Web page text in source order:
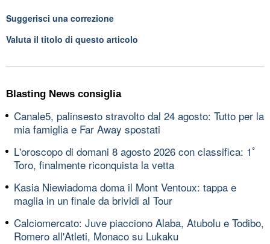
Suggerisci una correzione
Valuta il titolo di questo articolo
Blasting News consiglia
Canale5, palinsesto stravolto dal 24 agosto: Tutto per la
mia famiglia e Far Away spostati
L'oroscopo di domani 8 agosto 2026 con classifica: 1ﾟ
Toro, finalmente riconquista la vetta
Kasia Niewiadoma doma il Mont Ventoux: tappa e
maglia in un finale da brividi al Tour
Calciomercato: Juve piacciono Alaba, Atubolu e Todibo,
Romero all'Atleti, Monaco su Lukaku